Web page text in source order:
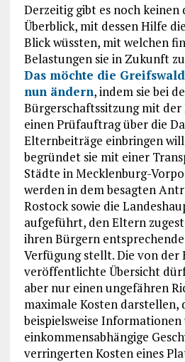
Derzeitig gibt es noch keinen
Überblick, mit dessen Hilfe
Blick wüssten, mit welchen
Belastungen sie in Zukunft
Das möchte die
nun ändern, indem sie bei
Bürgerschaftssitzung mit der
einen Prüfauftrag über die
Elternbeiträge einbringen
begründet sie mit einer
Städte in Mecklenburg-
werden in dem besagten
Rostock sowie die
aufgeführt, den Eltern
ihren Bürgern
Verfügung stellt. Die von der
veröffentlichte Übersicht
aber nur einen ungefähren
maximale Kosten darstellen,
beispielsweise
einkommensabhängige
verringerten Kosten eines